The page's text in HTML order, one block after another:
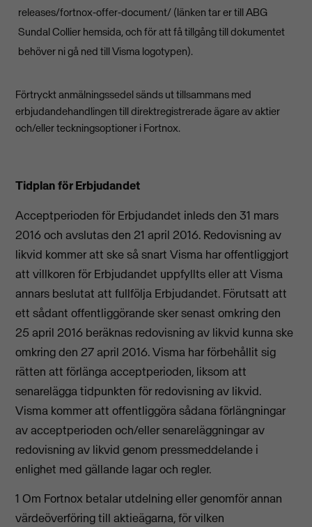
releases/fortnox-offer-document/ (länken tar er till ABG
Sundal Collier hemsida, och för att få tillgång till dokumentet
behöver ni gå ned till Visma logotypen).
Förtryckt anmälningssedel sänds ut tillsammans med
erbjudandehandlingen till direktregistrerade ägare av aktier
och/eller teckningsoptioner i Fortnox.
Tidplan för Erbjudandet
Acceptperioden för Erbjudandet inleds den 31 mars
2016 och avslutas den 21 april 2016. Redovisning av
likvid kommer att ske så snart Visma har offentliggjort
att villkoren för Erbjudandet uppfyllts eller att Visma
annars beslutat att fullfölja Erbjudandet. Förutsatt att
ett sådant offentliggörande sker senast omkring den
25 april 2016 beräknas redovisning av likvid kunna ske
omkring den 27 april 2016. Visma har förbehållit sig
rätten att förlänga acceptperioden, liksom att
senarelägga tidpunkten för redovisning av likvid.
Visma kommer att offentliggöra sådana förlängningar
av acceptperioden och/eller senareläggningar av
redovisning av likvid genom pressmeddelande i
enlighet med gällande lagar och regler.
1 Om Fortnox betalar utdelning eller genomför annan
värdeöverföring till aktieägarna, för vilken